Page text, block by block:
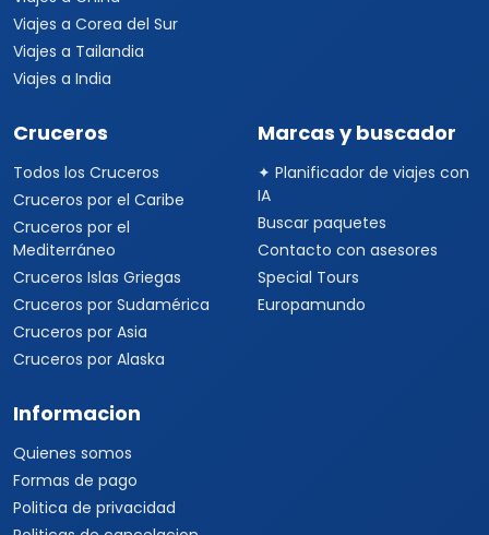
Viajes a Corea del Sur
Viajes a Tailandia
Viajes a India
Cruceros
Todos los Cruceros
Cruceros por el Caribe
Cruceros por el
Mediterráneo
Cruceros Islas Griegas
Cruceros por Sudamérica
Cruceros por Asia
Cruceros por Alaska
Marcas y buscador
✦ Planificador de viajes con
IA
Buscar paquetes
Contacto con asesores
Special Tours
Europamundo
Informacion
Quienes somos
Formas de pago
Politica de privacidad